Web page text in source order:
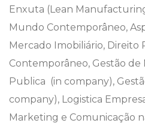
Enxuta (Lean
Mundo Contemporâneo,
Mercado Imobiliário, Direito
Contemporâneo, Gestão de
Publica (in company),
company), Logistica
Marketing e Comunicação